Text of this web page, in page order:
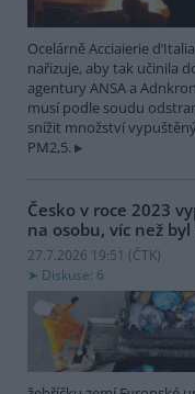
Ocelárně Acciaierie
nařizuje, aby tak učinila
agentury ANSA a
musí podle soudu
snížit množství
PM2,5.
Česko v roce 2023
na osobu, víc než
27.7.2026 19:51 (ČTK)
Diskuse: 6